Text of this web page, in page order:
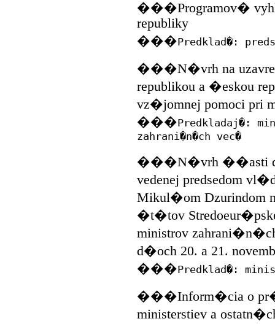
���Programov�
republiky
���Predklad�:
���N�vrh na
republikou a �eskou
vz�jomnej pomoci pri
���Predkladaj�:
zahrani�n�ch vec�
���N�vrh ��asti
vedenej predsedom
Mikul�om Dzurindom
�t�tov
ministrov
d�och 20. a 21.
���Predklad�:
���Inform�cia o
ministerstiev a